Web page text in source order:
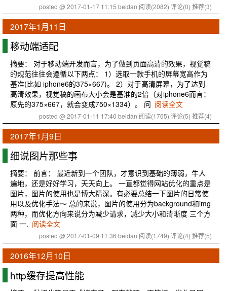
posted @ 2017-01-17 11:15 beidan 阅读(2082) 评论(0) 推荐(3)
2017年1月11日
移动端适配
摘要： 对于移动端开发而言，为了做到页面高清的效果，视觉稿
的规范往往会遵循以下两点： 1）选取一款手机的屏幕宽高作为
基准(比如 iphone6的375×667)。 2）对于高清屏幕，为了达到
高清效果，视觉稿的画布大小会是基准的2倍（对iphone6而言：
原先的375×667，就会变成750×1334）。 问 阅读全文
posted @ 2017-01-11 17:40 beidan 阅读(1765) 评论(5) 推荐(4)
2017年1月9日
细说图片那些事
摘要： 前言： 最近新到一个团队，才意识到基础的薄弱，牛人
遍地，还是好好学习，天天向上。 一直都觉得网站优化的重点是
图片，图片的使用也是博大精深。有必要总结一下图片的日常使
用以及优化手法～ 总的来说，图片的使用分为background和img
两种，而优化方向来说分为减少请求，减少大小和清晰度 三个方
面 一. 阅读全文
posted @ 2017-01-09 11:36 beidan 阅读(1749) 评论(4) 推荐(5)
2016年12月10日
http缓存提高性能